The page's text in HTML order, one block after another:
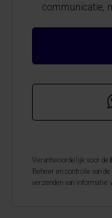
communicatie,
Verantwoordelijk voor de
Beheer en controle van
verzenden van informatie